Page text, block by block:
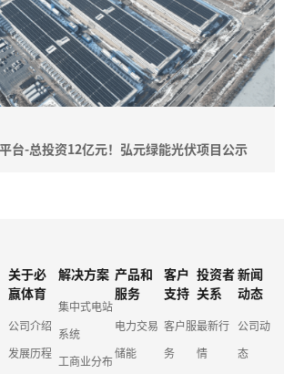
台-总投资12亿元！弘元绿能光伏项目公示
关于必
赢体育
公司介绍
发展历程
解决方案
集中式电站
系统
工商业分布
产品和
服务
电力交易
储能
客户
支持
客户服
务
投资者
关系
最新行
情
新闻
动态
公司动
态